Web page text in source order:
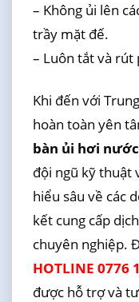
– Không ủi lên
trầy mặt đế.
– Luôn tắt và rút
Khi đến với
hoàn toàn yên
bàn ủi hơi
đội ngũ kỹ thuật
hiểu sâu về các
kết cung cấp
chuyên nghiệp.
HOTLINE 0776
được hỗ trợ và